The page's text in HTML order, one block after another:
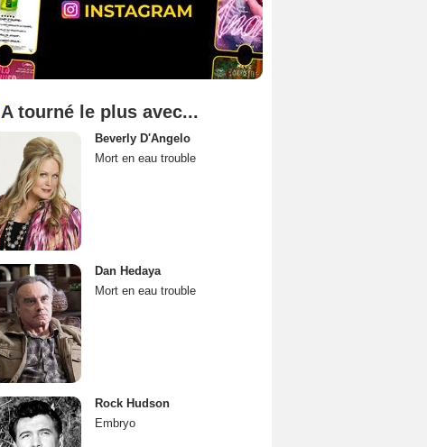
A tourné le plus avec...
Beverly D'Angelo
Mort en eau trouble
Dan Hedaya
Mort en eau trouble
Rock Hudson
Embryo